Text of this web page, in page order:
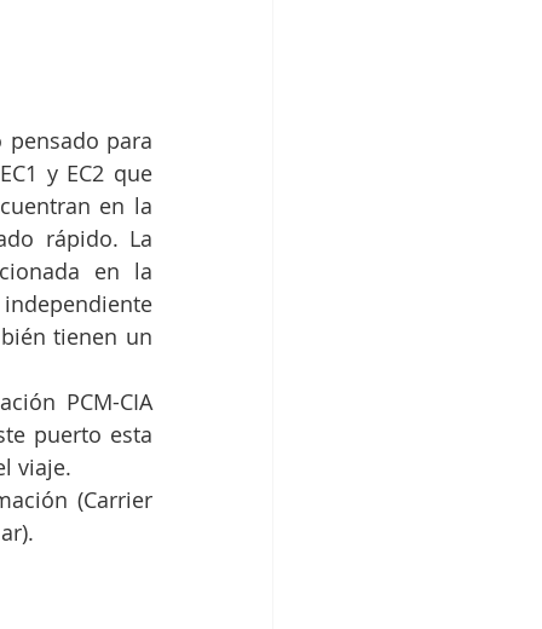
para
y EC2 que
en la
rápido. La
en la
tienen un
PCM-CIA
puerto esta
viaje.
(Carrier